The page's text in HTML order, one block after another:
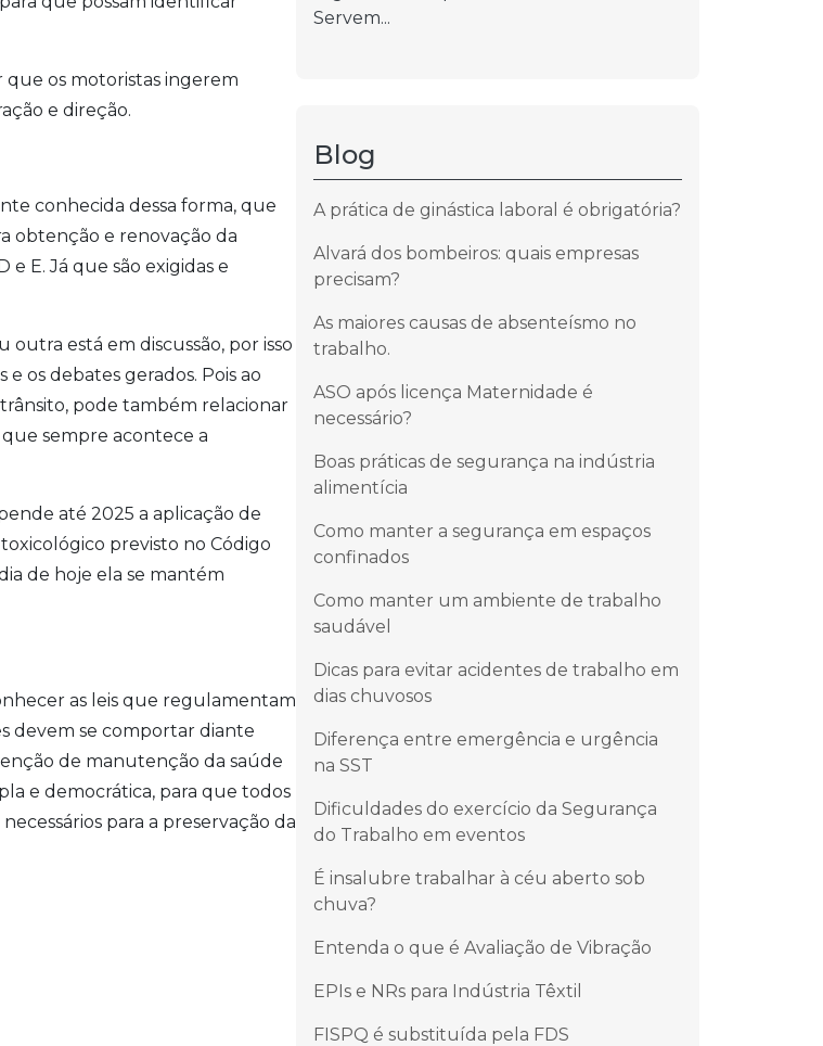
que os motoristas ingerem
e direção.
conhecida dessa forma, que
obtenção e renovação da
e E. Já que são exigidas e
está em discussão, por isso
os debates gerados. Pois ao
pode também relacionar
sempre acontece a
até 2025 a aplicação de
previsto no Código
de hoje ela se mantém
as leis que regulamentam
devem se comportar diante
de manutenção da saúde
e democrática, para que todos
para a preservação da
Servem...
Blog
A prática de ginástica laboral é obrigatória?
Alvará dos bombeiros: quais empresas
precisam?
As maiores causas de absenteísmo no
trabalho.
ASO após licença Maternidade é
necessário?
Boas práticas de segurança na indústria
alimentícia
Como manter a segurança em espaços
confinados
Como manter um ambiente de trabalho
saudável
Dicas para evitar acidentes de trabalho em
dias chuvosos
Diferença entre emergência e urgência
na SST
Dificuldades do exercício da Segurança
do Trabalho em eventos
É insalubre trabalhar à céu aberto sob
chuva?
Entenda o que é Avaliação de Vibração
EPIs e NRs para Indústria Têxtil
FISPQ é substituída pela FDS